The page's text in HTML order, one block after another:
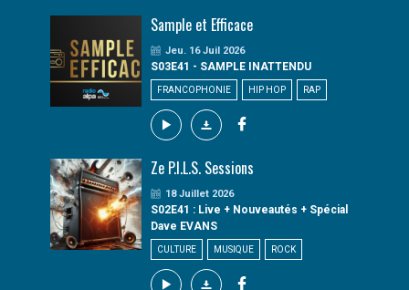
Sample et Efficace
Jeu. 16 Juil 2026
S03E41 - SAMPLE INATTENDU
FRANCOPHONIE HIP HOP RAP
Ze P.I.L.S. Sessions
18 Juillet 2026
S02E41 : Live + Nouveautés + Spécial
Dave EVANS
CULTURE MUSIQUE ROCK